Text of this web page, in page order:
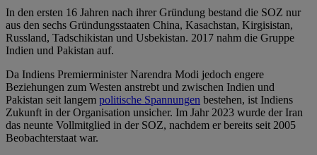
In den ersten 16 Jahren nach ihrer Gründung bestand die SOZ nur
aus den sechs Gründungsstaaten China, Kasachstan, Kirgisistan,
Russland, Tadschikistan und Usbekistan. 2017 nahm die Gruppe
Indien und Pakistan auf.
Da Indiens Premierminister Narendra Modi jedoch engere
Beziehungen zum Westen anstrebt und zwischen Indien und
Pakistan seit langem politische Spannungen bestehen, ist Indiens
Zukunft in der Organisation unsicher. Im Jahr 2023 wurde der Iran
das neunte Vollmitglied in der SOZ, nachdem er bereits seit 2005
Beobachterstaat war.